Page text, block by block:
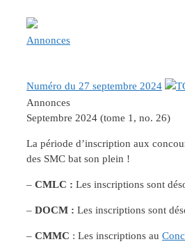
Annonces
Numéro du 27 septembre 2024
Annonces
Septembre 2024 (tome 1, no. 26)
La période d’inscription aux
des SMC bat son plein !
– CMLC : Les inscriptions sont
– DOCM : Les inscriptions sont
– CMMC : Les inscriptions au